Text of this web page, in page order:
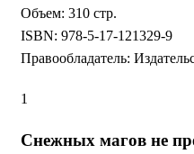
Объем: 310 стр.
ISBN: 978-5-17-121329-9
Правообладатель:
1
Снежных магов не